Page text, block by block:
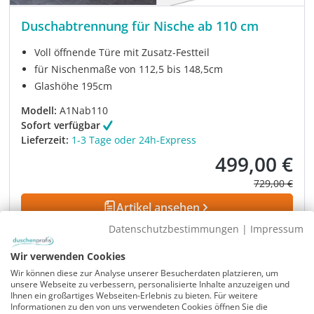
Duschabtrennung für Nische ab 110 cm
Voll öffnende Türe mit Zusatz-Festteil
für Nischenmaße von 112,5 bis 148,5cm
Glashöhe 195cm
Modell: A1Nab110
Sofort verfügbar
Lieferzeit: 1-3 Tage oder 24h-Express
Verkaufspreis:
499,00 €
Regulärer
729,00 €
Artikel ansehen
Rabatt
-35%UVP
Datenschutzbestimmungen | Impressum
Wir verwenden Cookies
Wir können diese zur Analyse unserer Besucherdaten platzieren, um
unsere Webseite zu verbessern, personalisierte Inhalte anzuzeigen und
Ihnen ein großartiges Webseiten-Erlebnis zu bieten. Für weitere
Informationen zu den von uns verwendeten Cookies öffnen Sie die